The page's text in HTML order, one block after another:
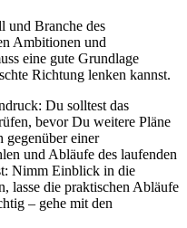
und Branche des
Ambitionen und
eine gute Grundlage
Richtung lenken kannst.
Du solltest das
bevor Du weitere Pläne
gegenüber einer
und Abläufe des laufenden
Nimm Einblick in die
lasse die praktischen Abläufe
– gehe mit den